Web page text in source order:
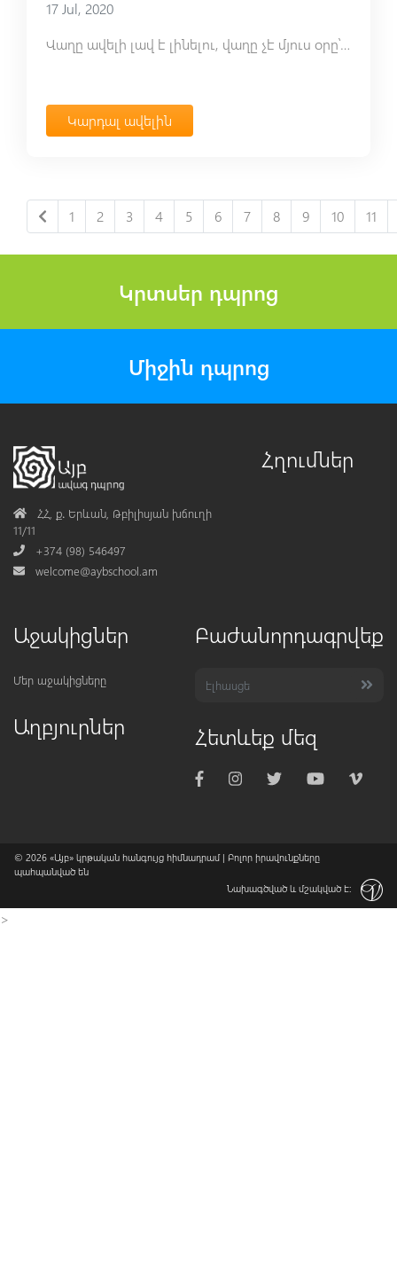
17 Jul, 2020
Վաղը ավելի լավ է լինելու, վաղը չէ մյուս օրը՝ ընտիր
Կարդալ ավելին
1 2 3 4 5 6 7 8 9 10 11
Կրտսեր դպրոց
Միջին դպրոց
AddressՀՀ, ք․ Երևան, Թբիլիսյան խճուղի
11/11
Phone+374 (98) 546497
Mail
welcome@aybschool.am
Հղումներ
Աջակիցներ
Մեր աջակիցները
Աղբյուրներ
Բաժանորդագրվեք
Հետևեք մեզ
© 2026 «Այբ» կրթական հանգույց հիմնադրամ| Բոլոր իրավունքները
պահպանված են
Նախագծված և մշակված է:
>